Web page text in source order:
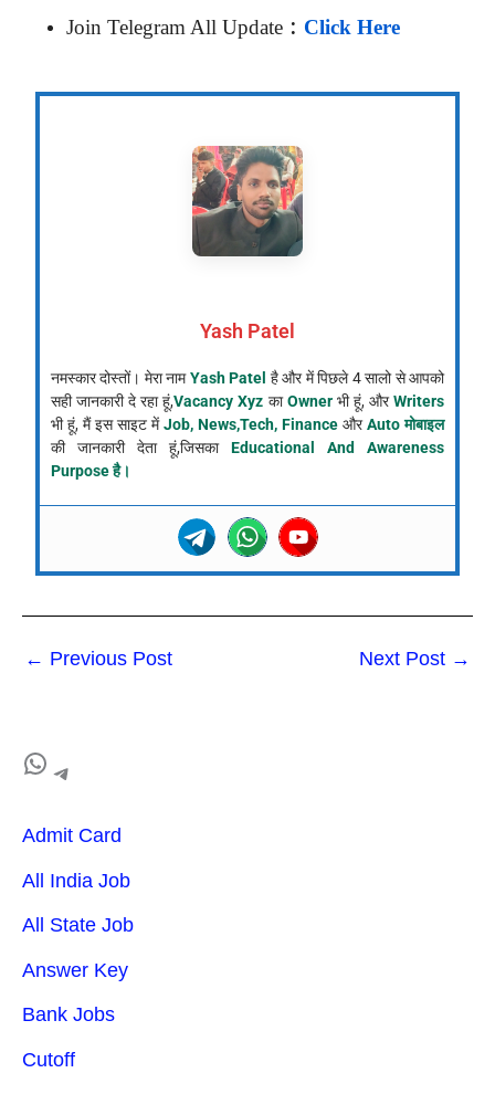
Join Telegram All Update : Click Here
Yash Patel
नमस्कार दोस्तों। मेरा नामYash Patel है और में पिछले 4 सालो से आपको
सही जानकारी दे रहा हूं,Vacancy Xyz काOwnerभी हूं, औरWriters
भी हूं, मैं इस साइट मेंJob, News,Tech, Finance औरAuto मोबाइल
की जानकारी देता हूं,जिसका Educational And Awareness
Purpose है।
← Previous Post Next Post →
Admit Card
All India Job
All State Job
Answer Key
Bank Jobs
Cutoff